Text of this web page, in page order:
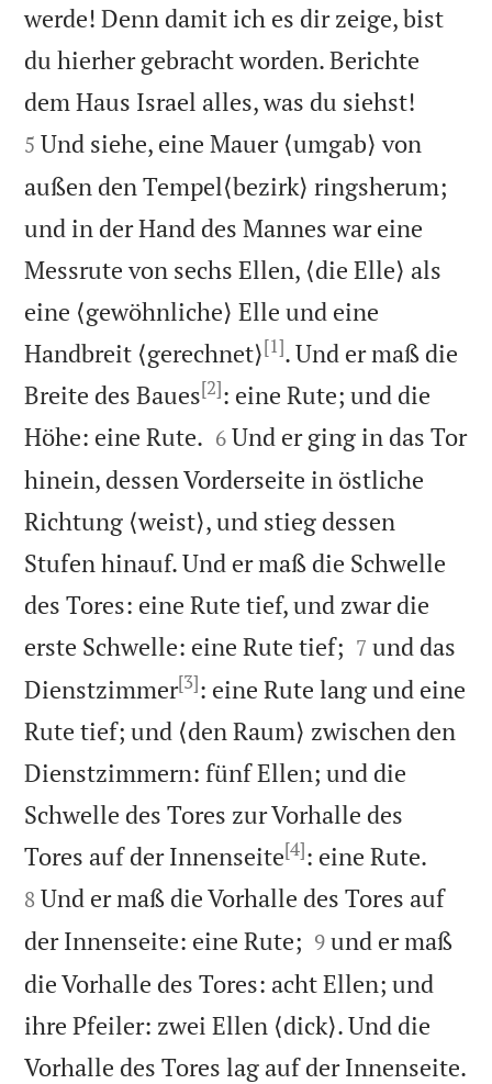
werde! Denn damit ich es dir zeige, bist
du hierher gebracht worden. Berichte
dem Haus Israel alles, was du siehst!
5 Und siehe, eine Mauer ⟨umgab⟩ von
außen den Tempel⟨bezirk⟩ ringsherum;
und in der Hand des Mannes war eine
Messrute von sechs Ellen, ⟨die Elle⟩ als
eine ⟨gewöhnliche⟩ Elle und eine
Handbreit ⟨gerechnet⟩[1]. Und er maß die
Breite des Baues[2]: eine Rute; und die
Höhe: eine Rute. 

6 Und er ging in das Tor
hinein, dessen Vorderseite in östliche
Richtung ⟨weist⟩, und stieg dessen
Stufen hinauf. Und er maß die Schwelle
des Tores: eine Rute tief, und zwar die
erste Schwelle: eine Rute tief; 

7 und das
Dienstzimmer[3]: eine Rute lang und eine
Rute tief; und ⟨den Raum⟩ zwischen den
Dienstzimmern: fünf Ellen; und die
Schwelle des Tores zur Vorhalle des
Tores auf der Innenseite[4]: eine Rute.
8 Und er maß die Vorhalle des Tores auf
der Innenseite: eine Rute; 

9 und er maß
die Vorhalle des Tores: acht Ellen; und
ihre Pfeiler: zwei Ellen ⟨dick⟩. Und die
Vorhalle des Tores lag auf der Innenseite.